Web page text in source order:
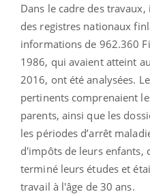
Dans le cadre des
des registres nationaux
informations de 962.360
1986, qui avaient atteint
2016, ont été analysées.
pertinents comprenaient
parents, ainsi que les
les périodes d’arrêt
d'impôts de leurs enfants,
terminé leurs études et
travail à l'âge de 30 ans.